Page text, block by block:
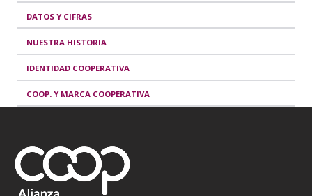
DATOS Y CIFRAS
NUESTRA HISTORIA
IDENTIDAD COOPERATIVA
COOP. Y MARCA COOPERATIVA